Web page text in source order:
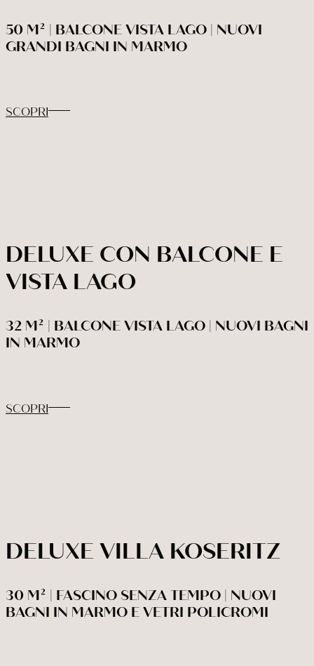
50 M² | BALCONE VISTA LAGO | NUOVI
GRANDI BAGNI IN MARMO
SCOPRI
DELUXE CON BALCONE E
VISTA LAGO
32 M² | BALCONE VISTA LAGO | NUOVI BAGNI
IN MARMO
SCOPRI
DELUXE VILLA KOSERITZ
30 M² | FASCINO SENZA TEMPO | NUOVI
BAGNI IN MARMO E VETRI POLICROMI